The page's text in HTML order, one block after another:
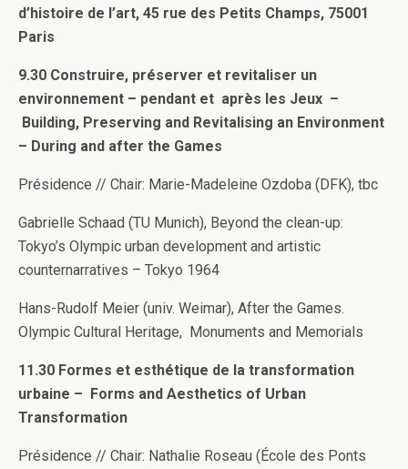
d’histoire de l’art, 45 rue des Petits Champs, 75001
Paris
9.30 Construire, préserver et revitaliser un
environnement – pendant et après les Jeux –
Building, Preserving and Revitalising an Environment
– During and after the Games
Présidence // Chair: Marie-Madeleine Ozdoba (DFK), tbc
Gabrielle Schaad (TU Munich), Beyond the clean-up:
Tokyo’s Olympic urban development and artistic
counternarratives – Tokyo 1964
Hans-Rudolf Meier (univ. Weimar), After the Games.
Olympic Cultural Heritage, Monuments and Memorials
11.30 Formes et esthétique de la transformation
urbaine – Forms and Aesthetics of Urban
Transformation
Présidence // Chair: Nathalie Roseau (École des Ponts